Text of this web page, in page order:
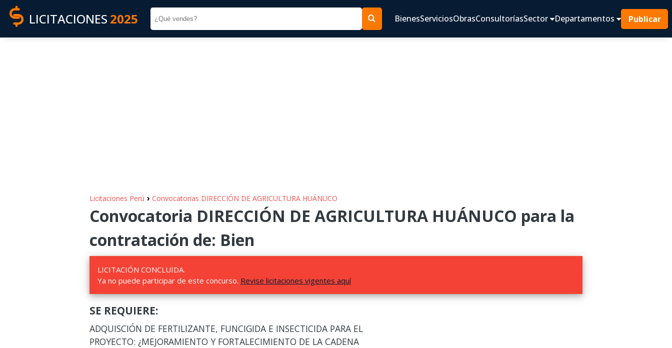
LICITACIONES 2025 BienesServiciosObrasConsultoríasSector Departamentos Publicar
Licitaciones Perú › Convocatorias DIRECCIÓN DE AGRICULTURA HUÁNUCO
Convocatoria DIRECCIÓN DE AGRICULTURA HUÁNUCO para la
contratación de: Bien
LICITACIÓN CONCLUIDA.
Ya no puede participar de este concurso. Revise licitaciones vigentes aquí
SE REQUIERE:
ADQUISCIÓN DE FERTILIZANTE, FUNCIGIDA E INSECTICIDA PARA EL
PROYECTO: ¿MEJORAMIENTO Y FORTALECIMIENTO DE LA CADENA